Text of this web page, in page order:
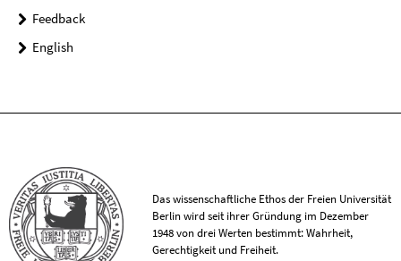
Feedback
English
Das wissenschaftliche Ethos der Freien Universität
Berlin wird seit ihrer Gründung im Dezember
1948 von drei Werten bestimmt: Wahrheit,
Gerechtigkeit und Freiheit.